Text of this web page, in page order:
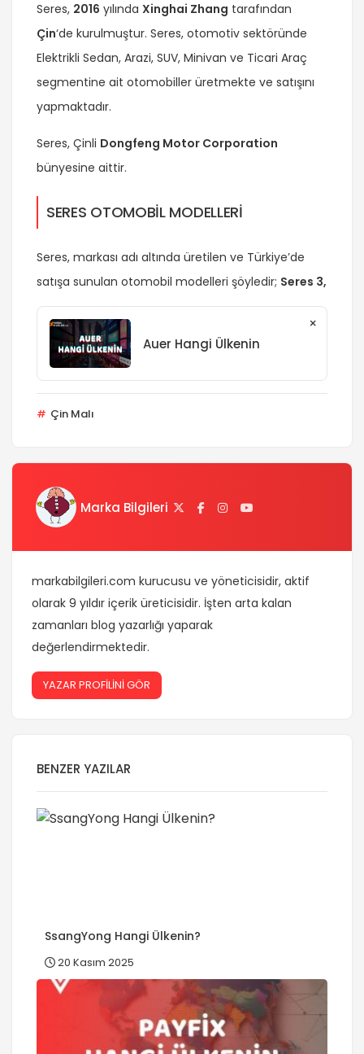
Seres, 2016 yılında Xinghai Zhang tarafından
Çin‘de kurulmuştur. Seres, otomotiv sektöründe
Elektrikli Sedan, Arazi, SUV, Minivan ve Ticari Araç
segmentine ait otomobiller üretmekte ve satışını
yapmaktadır.
Seres, Çinli Dongfeng Motor Corporation
bünyesine aittir.
SERES OTOMOBİL MODELLERİ
Seres, markası adı altında üretilen ve Türkiye’de
satışa sunulan otomobil modelleri şöyledir; Seres 3,
Auer Hangi Ülkenin
×
Çin Malı
Marka Bilgileri
markabilgileri.com kurucusu ve yöneticisidir, aktif
olarak 9 yıldır içerik üreticisidir. İşten arta kalan
zamanları blog yazarlığı yaparak
değerlendirmektedir.
YAZAR PROFİLİNİ GÖR
BENZER YAZILAR
SsangYong Hangi Ülkenin?
20 Kasım 2025